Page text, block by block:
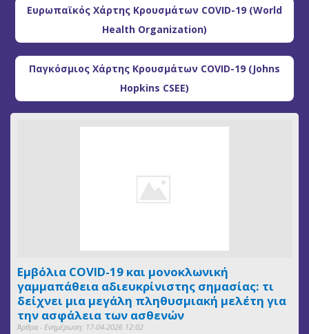
Ευρωπαϊκός Χάρτης Κρουσμάτων COVID-19 (World
Health Organization)
Παγκόσμιος Χάρτης Κρουσμάτων COVID-19 (Johns
Hopkins CSEE)
Εμβόλια COVID-19 και μονοκλωνική
γαμμαπάθεια αδιευκρίνιστης σημασίας: τι
δείχνει μια μεγάλη πληθυσμιακή μελέτη για
την ασφάλεια των ασθενών
Άρθρα - Ενημέρωση: 17-04-2026 12:02